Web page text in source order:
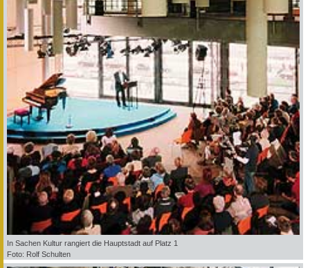
In Sachen Kultur rangiert die Hauptstadt auf Platz 1
Foto: Rolf Schulten